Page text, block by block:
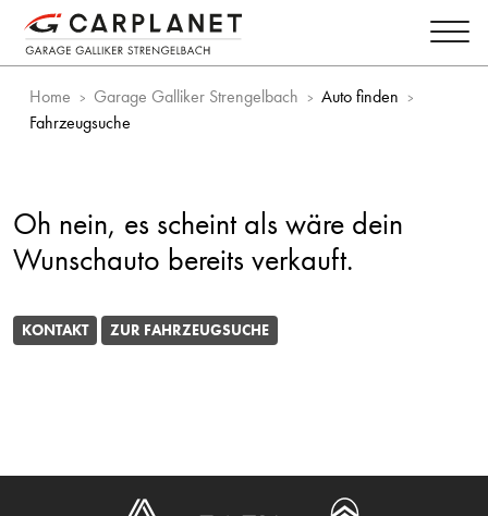
Home Garage Galliker Strengelbach
Auto finden
Fahrzeugsuche
Oh nein, es scheint als wäre dein
Wunschauto bereits verkauft.
KONTAKT ZUR FAHRZEUGSUCHE